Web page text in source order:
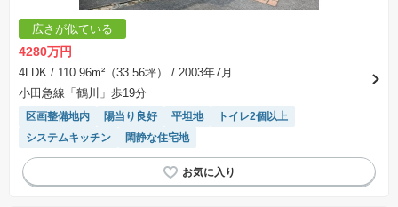
広さが似ている
4280万円
4LDK / 110.96m²（33.56坪）
/ 2003年7月
小田急線「鶴川」歩19分
区画整備地内 陽当り良好 平坦地
トイレ2個以上
システムキッチン
閑静な住宅地